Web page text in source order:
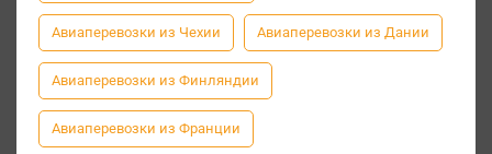
Авиаперевозки из Чехии Авиаперевозки из Дании
Авиаперевозки из Финляндии
Авиаперевозки из Франции